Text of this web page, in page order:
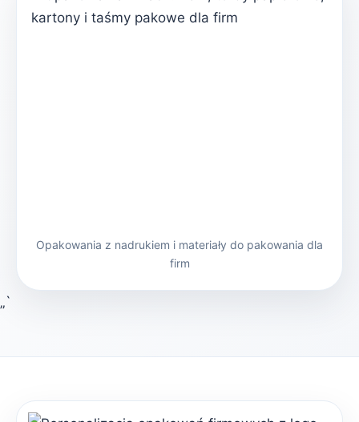
Opakowania z nadrukiem i materiały do pakowania dla
firm
„`